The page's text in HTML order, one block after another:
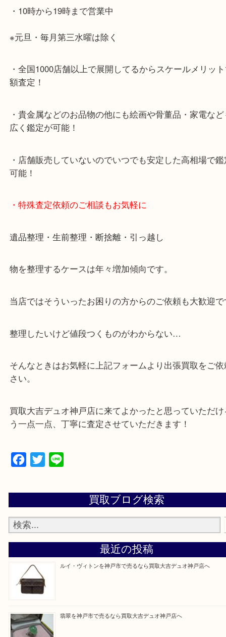
山の手」内にあり、非常にアクセスしやすい場所に
す。
・デュオ神戸山の手エリアにある店舗なのでショッ
中に査定が可能！
・10年以上のベテランスタッフがご対応！
・10時から19時まで営業中
※元旦・毎月第三水曜は除く
・全国1000店舗以上で展開してるからスケールメ
広く鑑定が可能！
・店舗販売していないのでいつでも安定した高相場
可能！
・特殊査定依頼のご相談もお気軽に
当店ではそういったお困りの方からのご依頼も大歓
整理したいけど値段つくものがわからない…
そんなときはお気軽に上記フォームより出張買取
さい。
買取大吉デュオ神戸店に来てよかったと思っていた